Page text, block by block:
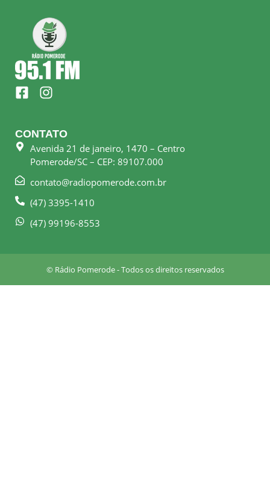
F
a
e
b
o
k
s
q
a
I
n
t
a
g
r
a
m
CONTATO
Avenida 21 de janeiro, 1470 – Centro
Pomerode/SC – CEP: 89107.000
contato@radiopomerode.com.br
(47) 3395-1410
(47) 99196-8553
© Rádio Pomerode - Todos os direitos reservados